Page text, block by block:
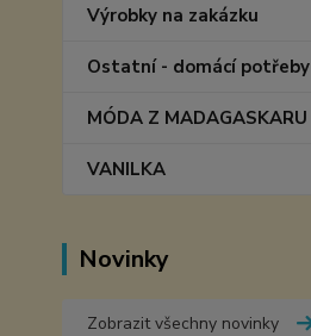
Výrobky na zakázku
Ostatní - domácí potřeby
MÓDA Z MADAGASKARU
VANILKA
Novinky
Zobrazit všechny novinky